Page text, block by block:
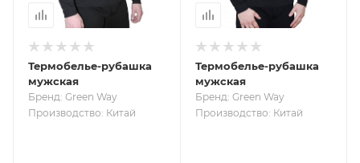
Термобелье-рубашка
мужская
Бренд: Green Way
Производство: Китай
Термобелье-рубашка
мужская
Бренд: Green Way
Производство: Китай